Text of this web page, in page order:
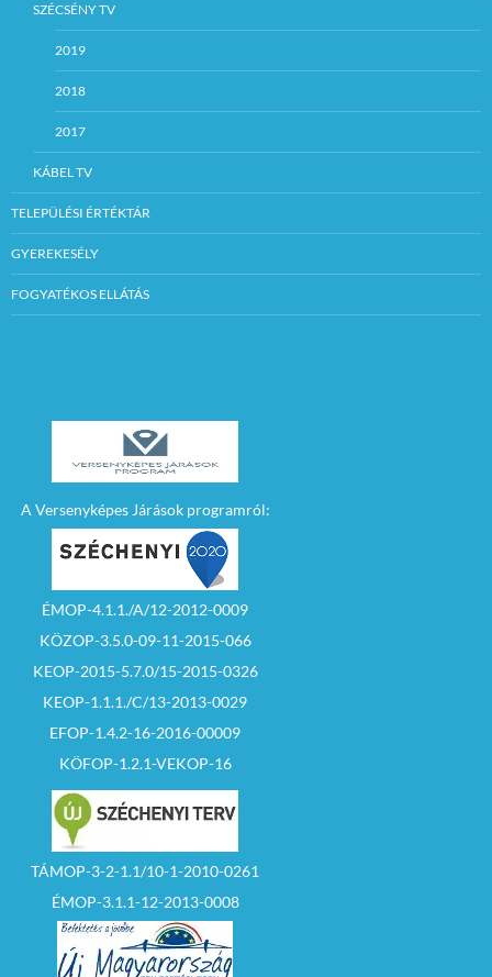
SZÉCSÉNY TV
2019
2018
2017
KÁBEL TV
TELEPÜLÉSI ÉRTÉKTÁR
GYEREKESÉLY
FOGYATÉKOS ELLÁTÁS
A Versenyképes Járások programról:
ÉMOP-4.1.1./A/12-2012-0009
KÖZOP-3.5.0-09-11-2015-066
KEOP-2015-5.7.0/15-2015-0326
KEOP-1.1.1./C/13-2013-0029
EFOP-1.4.2-16-2016-00009
KÖFOP-1.2.1-VEKOP-16
TÁMOP-3-2-1.1/10-1-2010-0261
ÉMOP-3.1.1-12-2013-0008